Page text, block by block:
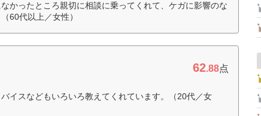
かったところ親切に相談に乗ってくれて、ケガに影響のな
60代以上／女性）
62.88点
イスなどもいろいろ教えてくれています。（20代／女